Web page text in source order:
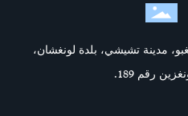
مدينة تشيشي، بلدة لونغشان،
رقم 189.